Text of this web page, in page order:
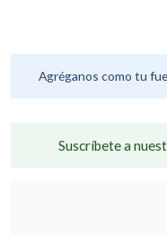
Agréganos como tu
Suscríbete a